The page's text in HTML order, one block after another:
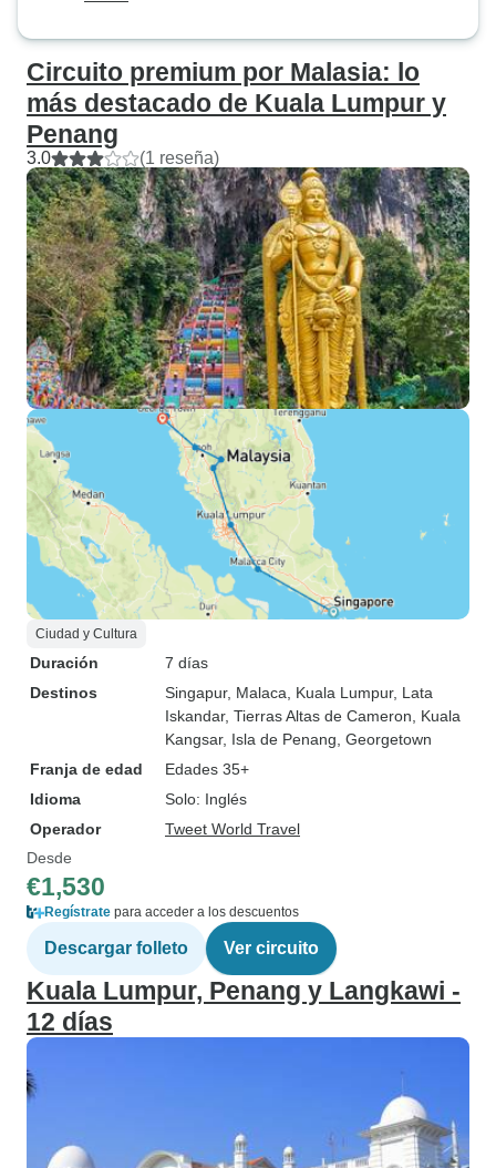
Circuito premium por Malasia: lo
más destacado de Kuala Lumpur y
Penang
3.0 (1 reseña)
Ciudad y Cultura
Duración
7 días
Destinos
Singapur, Malaca , Kuala Lumpur, Lata
Iskandar, Tierras Altas de Cameron , Kuala
Kangsar, Isla de Penang , Georgetown
Franja de edad
Edades 35+
Idioma
Solo: Inglés
Operador
Tweet World Travel
Desde
€1,530
Regístrate para acceder a los descuentos
Descargar folleto Ver circuito
Kuala Lumpur, Penang y Langkawi -
12 días